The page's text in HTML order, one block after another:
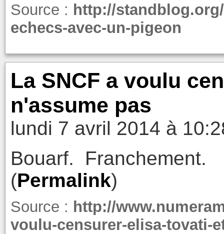
Source : http://
echecs-avec-un-pigeon
La SNCF a voulu
n'assume pas
lundi 7 avril 2014 à
Bouarf. Franchement.
(Permalink)
Source : http://
voulu-censurer-elisa-tovati-